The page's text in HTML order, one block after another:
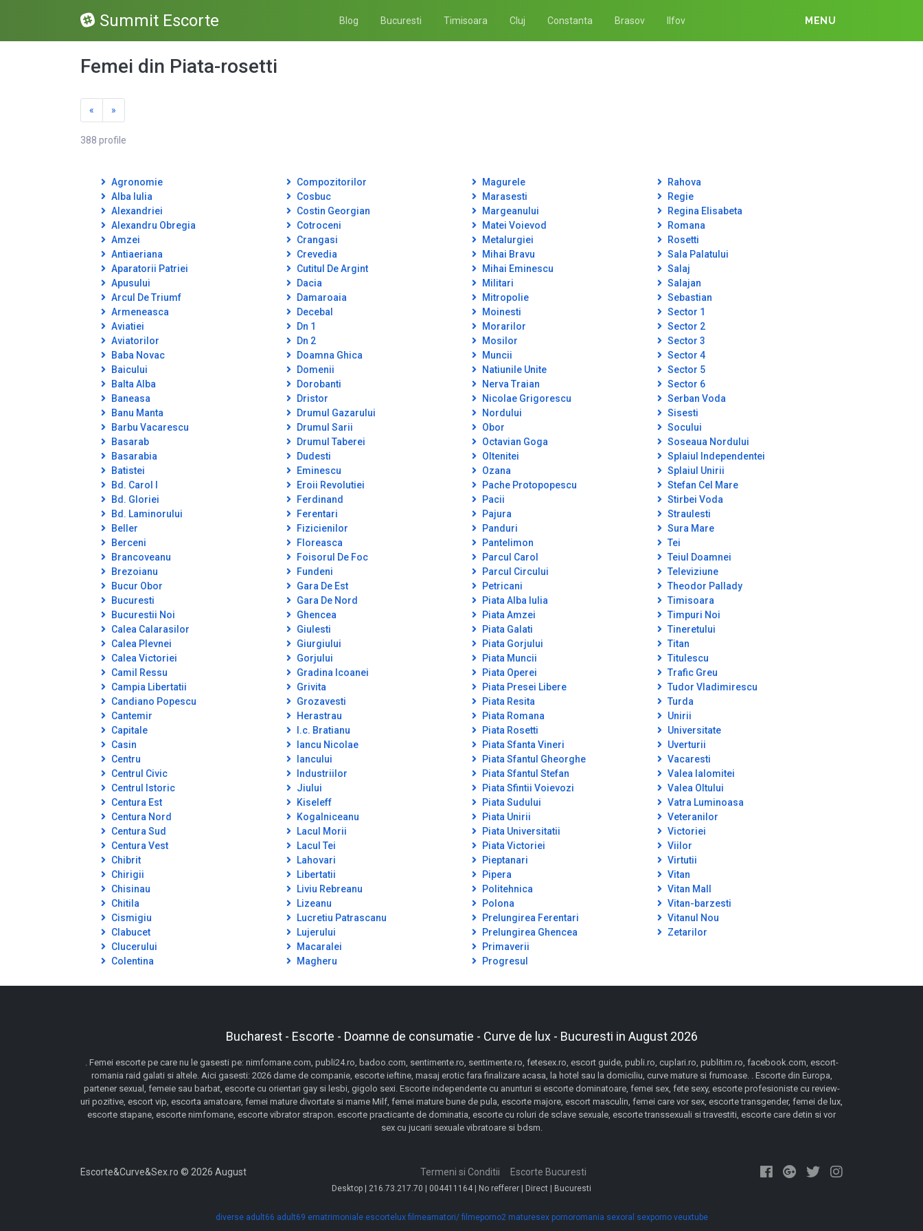
Summit Escorte Blog Bucuresti Timisoara Cluj Constanta Brasov Ilfov MENU
Femei din Piata-rosetti
« »
388 profile
Agronomie
Alba Iulia
Alexandriei
Alexandru Obregia
Amzei
Antiaeriana
Aparatorii Patriei
Apusului
Arcul De Triumf
Armeneasca
Aviatiei
Aviatorilor
Baba Novac
Baicului
Balta Alba
Baneasa
Banu Manta
Barbu Vacarescu
Basarab
Basarabia
Batistei
Bd. Carol I
Bd. Gloriei
Bd. Laminorului
Beller
Berceni
Brancoveanu
Brezoianu
Bucur Obor
Bucuresti
Bucurestii Noi
Calea Calarasilor
Calea Plevnei
Calea Victoriei
Camil Ressu
Campia Libertatii
Candiano Popescu
Cantemir
Capitale
Casin
Centru
Centrul Civic
Centrul Istoric
Centura Est
Centura Nord
Centura Sud
Centura Vest
Chibrit
Chirigii
Chisinau
Chitila
Cismigiu
Clabucet
Clucerului
Colentina
Compozitorilor
Cosbuc
Costin Georgian
Cotroceni
Crangasi
Crevedia
Cutitul De Argint
Dacia
Damaroaia
Decebal
Dn 1
Dn 2
Doamna Ghica
Domenii
Dorobanti
Dristor
Drumul Gazarului
Drumul Sarii
Drumul Taberei
Dudesti
Eminescu
Eroii Revolutiei
Ferdinand
Ferentari
Fizicienilor
Floreasca
Foisorul De Foc
Fundeni
Gara De Est
Gara De Nord
Ghencea
Giulesti
Giurgiului
Gorjului
Gradina Icoanei
Grivita
Grozavesti
Herastrau
I.c. Bratianu
Iancu Nicolae
Iancului
Industriilor
Jiului
Kiseleff
Kogalniceanu
Lacul Morii
Lacul Tei
Lahovari
Libertatii
Liviu Rebreanu
Lizeanu
Lucretiu Patrascanu
Lujerului
Macaralei
Magheru
Magurele
Marasesti
Margeanului
Matei Voievod
Metalurgiei
Mihai Bravu
Mihai Eminescu
Militari
Mitropolie
Moinesti
Morarilor
Mosilor
Muncii
Natiunile Unite
Nerva Traian
Nicolae Grigorescu
Nordului
Obor
Octavian Goga
Oltenitei
Ozana
Pache Protopopescu
Pacii
Pajura
Panduri
Pantelimon
Parcul Carol
Parcul Circului
Petricani
Piata Alba Iulia
Piata Amzei
Piata Galati
Piata Gorjului
Piata Muncii
Piata Operei
Piata Presei Libere
Piata Resita
Piata Romana
Piata Rosetti
Piata Sfanta Vineri
Piata Sfantul Gheorghe
Piata Sfantul Stefan
Piata Sfintii Voievozi
Piata Sudului
Piata Unirii
Piata Universitatii
Piata Victoriei
Pieptanari
Pipera
Politehnica
Polona
Prelungirea Ferentari
Prelungirea Ghencea
Primaverii
Progresul
Rahova
Regie
Regina Elisabeta
Romana
Rosetti
Sala Palatului
Salaj
Salajan
Sebastian
Sector 1
Sector 2
Sector 3
Sector 4
Sector 5
Sector 6
Serban Voda
Sisesti
Socului
Soseaua Nordului
Splaiul Independentei
Splaiul Unirii
Stefan Cel Mare
Stirbei Voda
Straulesti
Sura Mare
Tei
Teiul Doamnei
Televiziune
Theodor Pallady
Timisoara
Timpuri Noi
Tineretului
Titan
Titulescu
Trafic Greu
Tudor Vladimirescu
Turda
Unirii
Universitate
Uverturii
Vacaresti
Valea Ialomitei
Valea Oltului
Vatra Luminoasa
Veteranilor
Victoriei
Viilor
Virtutii
Vitan
Vitan Mall
Vitan-barzesti
Vitanul Nou
Zetarilor
Bucharest - Escorte - Doamne de consumatie - Curve de lux - Bucuresti in August 2026
. Femei escorte pe care nu le gasesti pe: nimfomane.com, publi24.ro, badoo.com, sentimente.ro, sentimente.ro, fetesex.ro, escort guide, publi.ro, cuplari.ro, publitim.ro, facebook.com, escort-
romania raid galati si altele. Aici gasesti: 2026 dame de companie, escorte ieftine, masaj erotic fara finalizare acasa, la hotel sau la domiciliu, curve mature si frumoase. . Escorte din Europa,
partener sexual, femeie sau barbat, escorte cu orientari gay si lesbi, gigolo sexi. Escorte independente cu anunturi si escorte dominatoare, femei sex, fete sexy, escorte profesioniste cu review-
uri pozitive, escort vip, escorta amatoare, femei mature divortate si mame Milf, femei mature bune de pula, escorte majore, escort masculin, femei care vor sex, escorte transgender, femei de lux,
escorte stapane, escorte nimfomane, escorte vibrator strapon. escorte practicante de dominatia, escorte cu roluri de sclave sexuale, escorte transsexuali si travestiti, escorte care detin si vor
sex cu jucarii sexuale vibratoare si bdsm.
Escorte&Curve&Sex.ro © 2026 August Termeni si Conditii Escorte Bucuresti
Desktop | 216.73.217.70 | 004411164 | No refferer | Direct | Bucuresti
diverse adult66 adult69 ematrimoniale escortelux filmeamatori/ filmeporno2 maturesex pornoromania sexoral sexporno veuxtube